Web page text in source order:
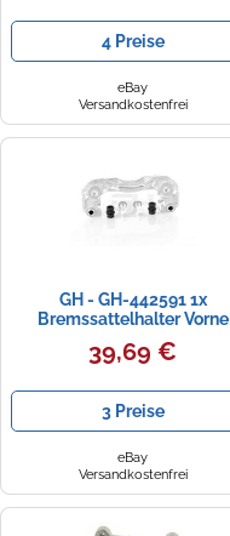
4 Preise
eBay
Versandkostenfrei
GH - GH-442591 1x
Bremssattelhalter Vorne
Rechts=Links
39,69 €
3 Preise
eBay
Versandkostenfrei